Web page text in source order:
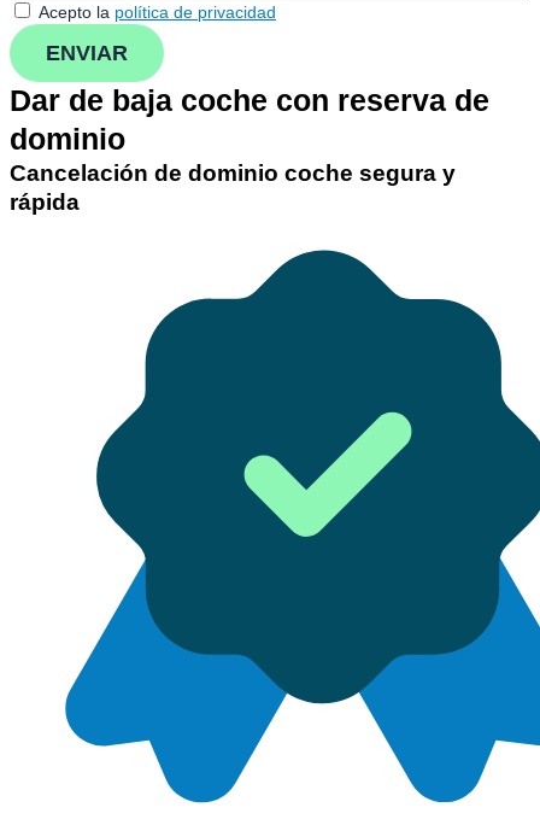
Acepto la política de privacidad
ENVIAR
Dar de baja coche con reserva de
dominio
Cancelación de dominio coche segura y
rápida